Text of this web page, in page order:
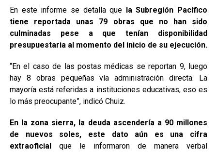
En este informe se detalla que la Subregión Pacífico
tiene reportada unas 79 obras que no han sido
culminadas pese a que tenían disponibilidad
presupuestaria al momento del inicio de su ejecución.
“En el caso de las postas médicas se reportan 9, luego
hay 8 obras pequeñas vía administración directa. La
mayoría está referidas a instituciones educativas, eso es
lo más preocupante”, indicó Chuiz.
En la zona sierra, la deuda ascendería a 90 millones
de nuevos soles, este dato aún es una cifra
extraoficial que le informaron de manera verbal